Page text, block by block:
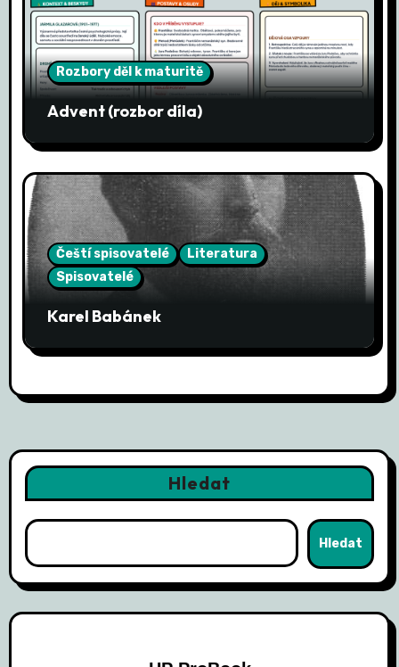
s
p
ě
v
e
k
Rozbory děl k maturitě
Advent (rozbor díla)
Čeští spisovatelé
Literatura
Spisovatelé
Karel Babánek
Hledat
Hledat